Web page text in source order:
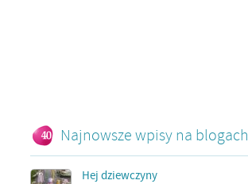
Najnowsze wpisy na blogach
Hej dziewczyny